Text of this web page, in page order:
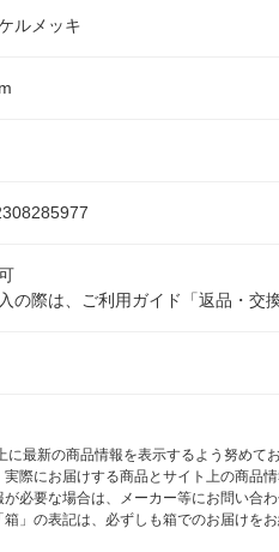
ルメッキ
の際は、ご利用ガイド「返品・交
に最新の商品情報を表示するよう努め
際にお届けする商品とサイト上の商品
必要な場合は、メーカー等にお問い合わ
」の表記は、必ずしも箱でのお届けを